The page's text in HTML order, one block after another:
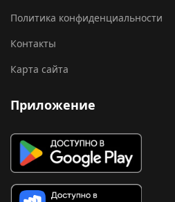
Политика конфиденциальности
Контакты
Карта сайта
Приложение